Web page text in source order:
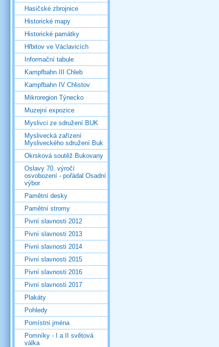
Hasičské zbrojnice
Historické mapy
Historické památky
Hřbitov ve Václavicích
Informační tabule
Kampfbahn III Chleb
Kampfbahn IV Chlistov
Mikroregion Týnecko
Muzejní expozice
Myslivci ze sdružení BUK
Myslivecká zařízení
Mysliveckého sdružení Buk
Okrsková soutěž Bukovany
Oslavy 70. výročí
osvobození - pořádal Osadní
výbor
Pamětní desky
Pamětní stromy
Pivní slavnosti 2012
Pivní slavnosti 2013
Pivní slavnosti 2014
Pivní slavnosti 2015
Pivní slavnosti 2016
Pivní slavnosti 2017
Plakáty
Pohledy
Pomístní jména
Pomníky - I a II světová
válka